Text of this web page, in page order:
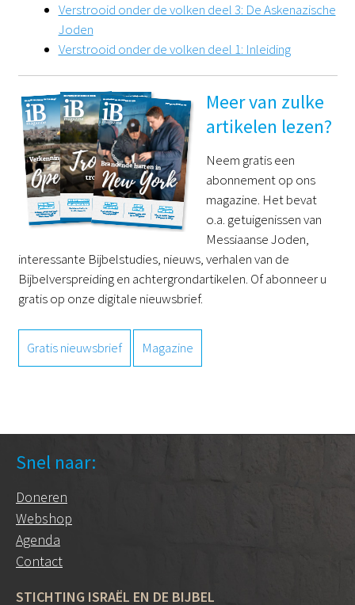
Verstrooid onder de volken deel 3: De Askenazische
Joden
Verstrooid onder de volken deel 1: Inleiding
Meer van zulke
artikelen lezen?
Neem gratis een
abonnement op ons
magazine. Het bevat
o.a. getuigenissen van
Messiaanse Joden,
interessante Bijbelstudies, nieuws, verhalen van de
Bijbelverspreiding en achtergrondartikelen. Of abonneer u
gratis op onze digitale nieuwsbrief.
Gratis nieuwsbrief Magazine
Snel naar:
Doneren
Webshop
Agenda
Contact
STICHTING ISRAËL EN DE BIJBEL